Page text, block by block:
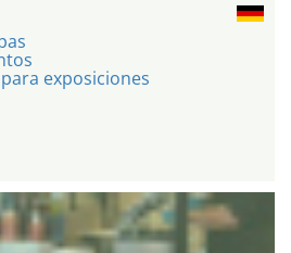
exposiciones